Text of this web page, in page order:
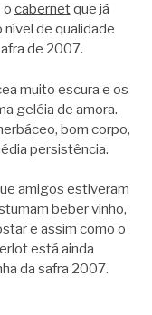
o cabernetque já
de qualidade
de 2007.
muito escura e os
geléia de amora.
bom corpo,
persistência.
amigos estiveram
beber vinho,
e assim como o
está ainda
da safra 2007.